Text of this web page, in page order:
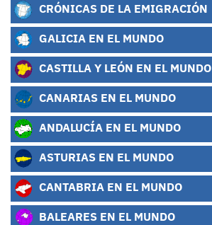
CRÓNICAS DE LA EMIGRACIÓN
GALICIA EN EL MUNDO
CASTILLA Y LEÓN EN EL MUNDO
CANARIAS EN EL MUNDO
ANDALUCÍA EN EL MUNDO
ASTURIAS EN EL MUNDO
CANTABRIA EN EL MUNDO
BALEARES EN EL MUNDO